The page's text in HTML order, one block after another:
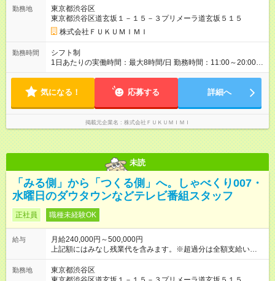
【試用期間】試用期間あり 試用期間の長さ：6ヶ月 雇用形態、
給与は本採用時と同じです。
勤務地
東京都渋谷区
東京都渋谷区道玄坂１－１５－３プリメーラ道玄坂５１５
株式会社ＦＵＫＵＭＩＭＩ
勤務時間
シフト制
1日あたりの実働時間：最大8時間/日 勤務時間：11:00～20:00 ※
担当業務により変動する場合があります。
気になる！ 応募する 詳細へ
掲載元企業名 株式会社ＦＵＫＵＭＩＭＩ
未読
「みる側」から「つくる側」へ。しゃべくり007・
水曜日のダウタウンなどテレビ番組スタッフ
正社員 職種未経験OK
給与
月給240,000円～500,000円
上記額にはみなし残業代を含みます。※超過分は全額支給いたし
ます。 みなし残業代 27,000円／月 みなし残業時間 16時間／月
【試用期間】試用期間あり 試用期間の長さ：6ヶ月 雇用形態、
給与は本採用時と同じです。
勤務地
東京都渋谷区